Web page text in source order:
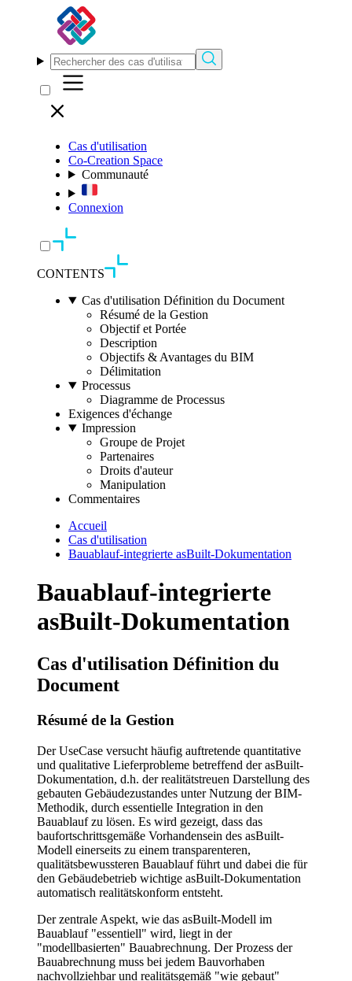
Cas d'utilisation
Co-Creation Space
Communauté
Connexion
CONTENTS
Cas d'utilisation Définition du Document
Résumé de la Gestion
Objectif et Portée
Description
Objectifs & Avantages du BIM
Délimitation
Processus
Diagramme de Processus
Exigences d'échange
Impression
Groupe de Projet
Partenaires
Droits d'auteur
Manipulation
Commentaires
Accueil
Cas d'utilisation
Bauablauf-integrierte asBuilt-Dokumentation
Bauablauf-integrierte
asBuilt-Dokumentation
Cas d'utilisation Définition du
Document
Résumé de la Gestion
Der UseCase versucht häufig auftretende quantitative
und qualitative Lieferprobleme betreffend der asBuilt-
Dokumentation, d.h. der realitätstreuen Darstellung des
gebauten Gebäudezustandes unter Nutzung der BIM-
Methodik, durch essentielle Integration in den
Bauablauf zu lösen. Es wird gezeigt, dass das
baufortschrittsgemäße Vorhandensein des asBuilt-
Modell einerseits zu einem transparenteren,
qualitätsbewussteren Bauablauf führt und dabei die für
den Gebäudebetrieb wichtige asBuilt-Dokumentation
automatisch realitätskonform entsteht.
Der zentrale Aspekt, wie das asBuilt-Modell im
Bauablauf "essentiell" wird, liegt in der
"modellbasierten" Bauabrechnung. Der Prozess der
Bauabrechnung muss bei jedem Bauvorhaben
nachvollziehbar und realitätsgemäß "wie gebaut"